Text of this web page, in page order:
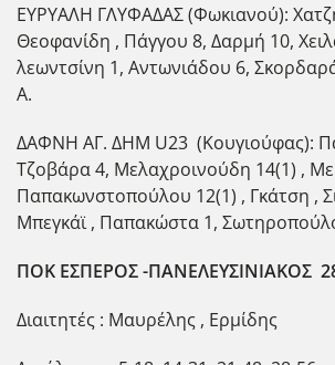
ΕΥΡΥΑΛΗ ΓΛΥΦΑΔΑΣ (Φωκιανού):
Θεοφανίδη , Πάγγου 8, Δαρμή 10,
λεωντσίνη 1, Αντωνιάδου 6,
Α.
ΔΑΦΝΗ ΑΓ. ΔΗΜ U23 (Κουγιούφας):
Τζοβάρα 4, Μελαχροινούδη 14(1) ,
Παπακωνστοπούλου 12(1) , Γκάτση ,
Μπεγκάϊ , Παπακώστα 1,
ΠΟΚ ΕΣΠΕΡΟΣ -ΠΑΝΕΛΕΥΣΙΝΙΑΚΟΣ
Διαιτητές : Μαυρέλης , Ερμίδης